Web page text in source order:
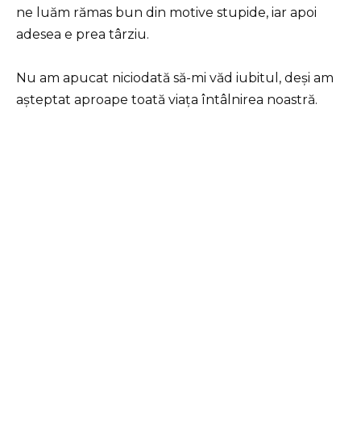
ne luăm rămas bun din motive stupide, iar apoi
adesea e prea târziu.
Nu am apucat niciodată să-mi văd iubitul, deși am
așteptat aproape toată viața întâlnirea noastră.